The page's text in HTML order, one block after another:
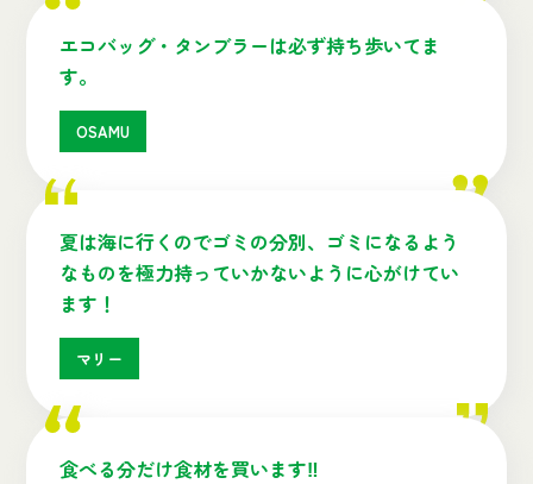
エコバッグ・タンブラーは必ず持ち歩いてま
す。
OSAMU
夏は海に行くのでゴミの分別、ゴミになるよう
なものを極力持っていかないように心がけてい
ます！
マリー
食べる分だけ食材を買います‼